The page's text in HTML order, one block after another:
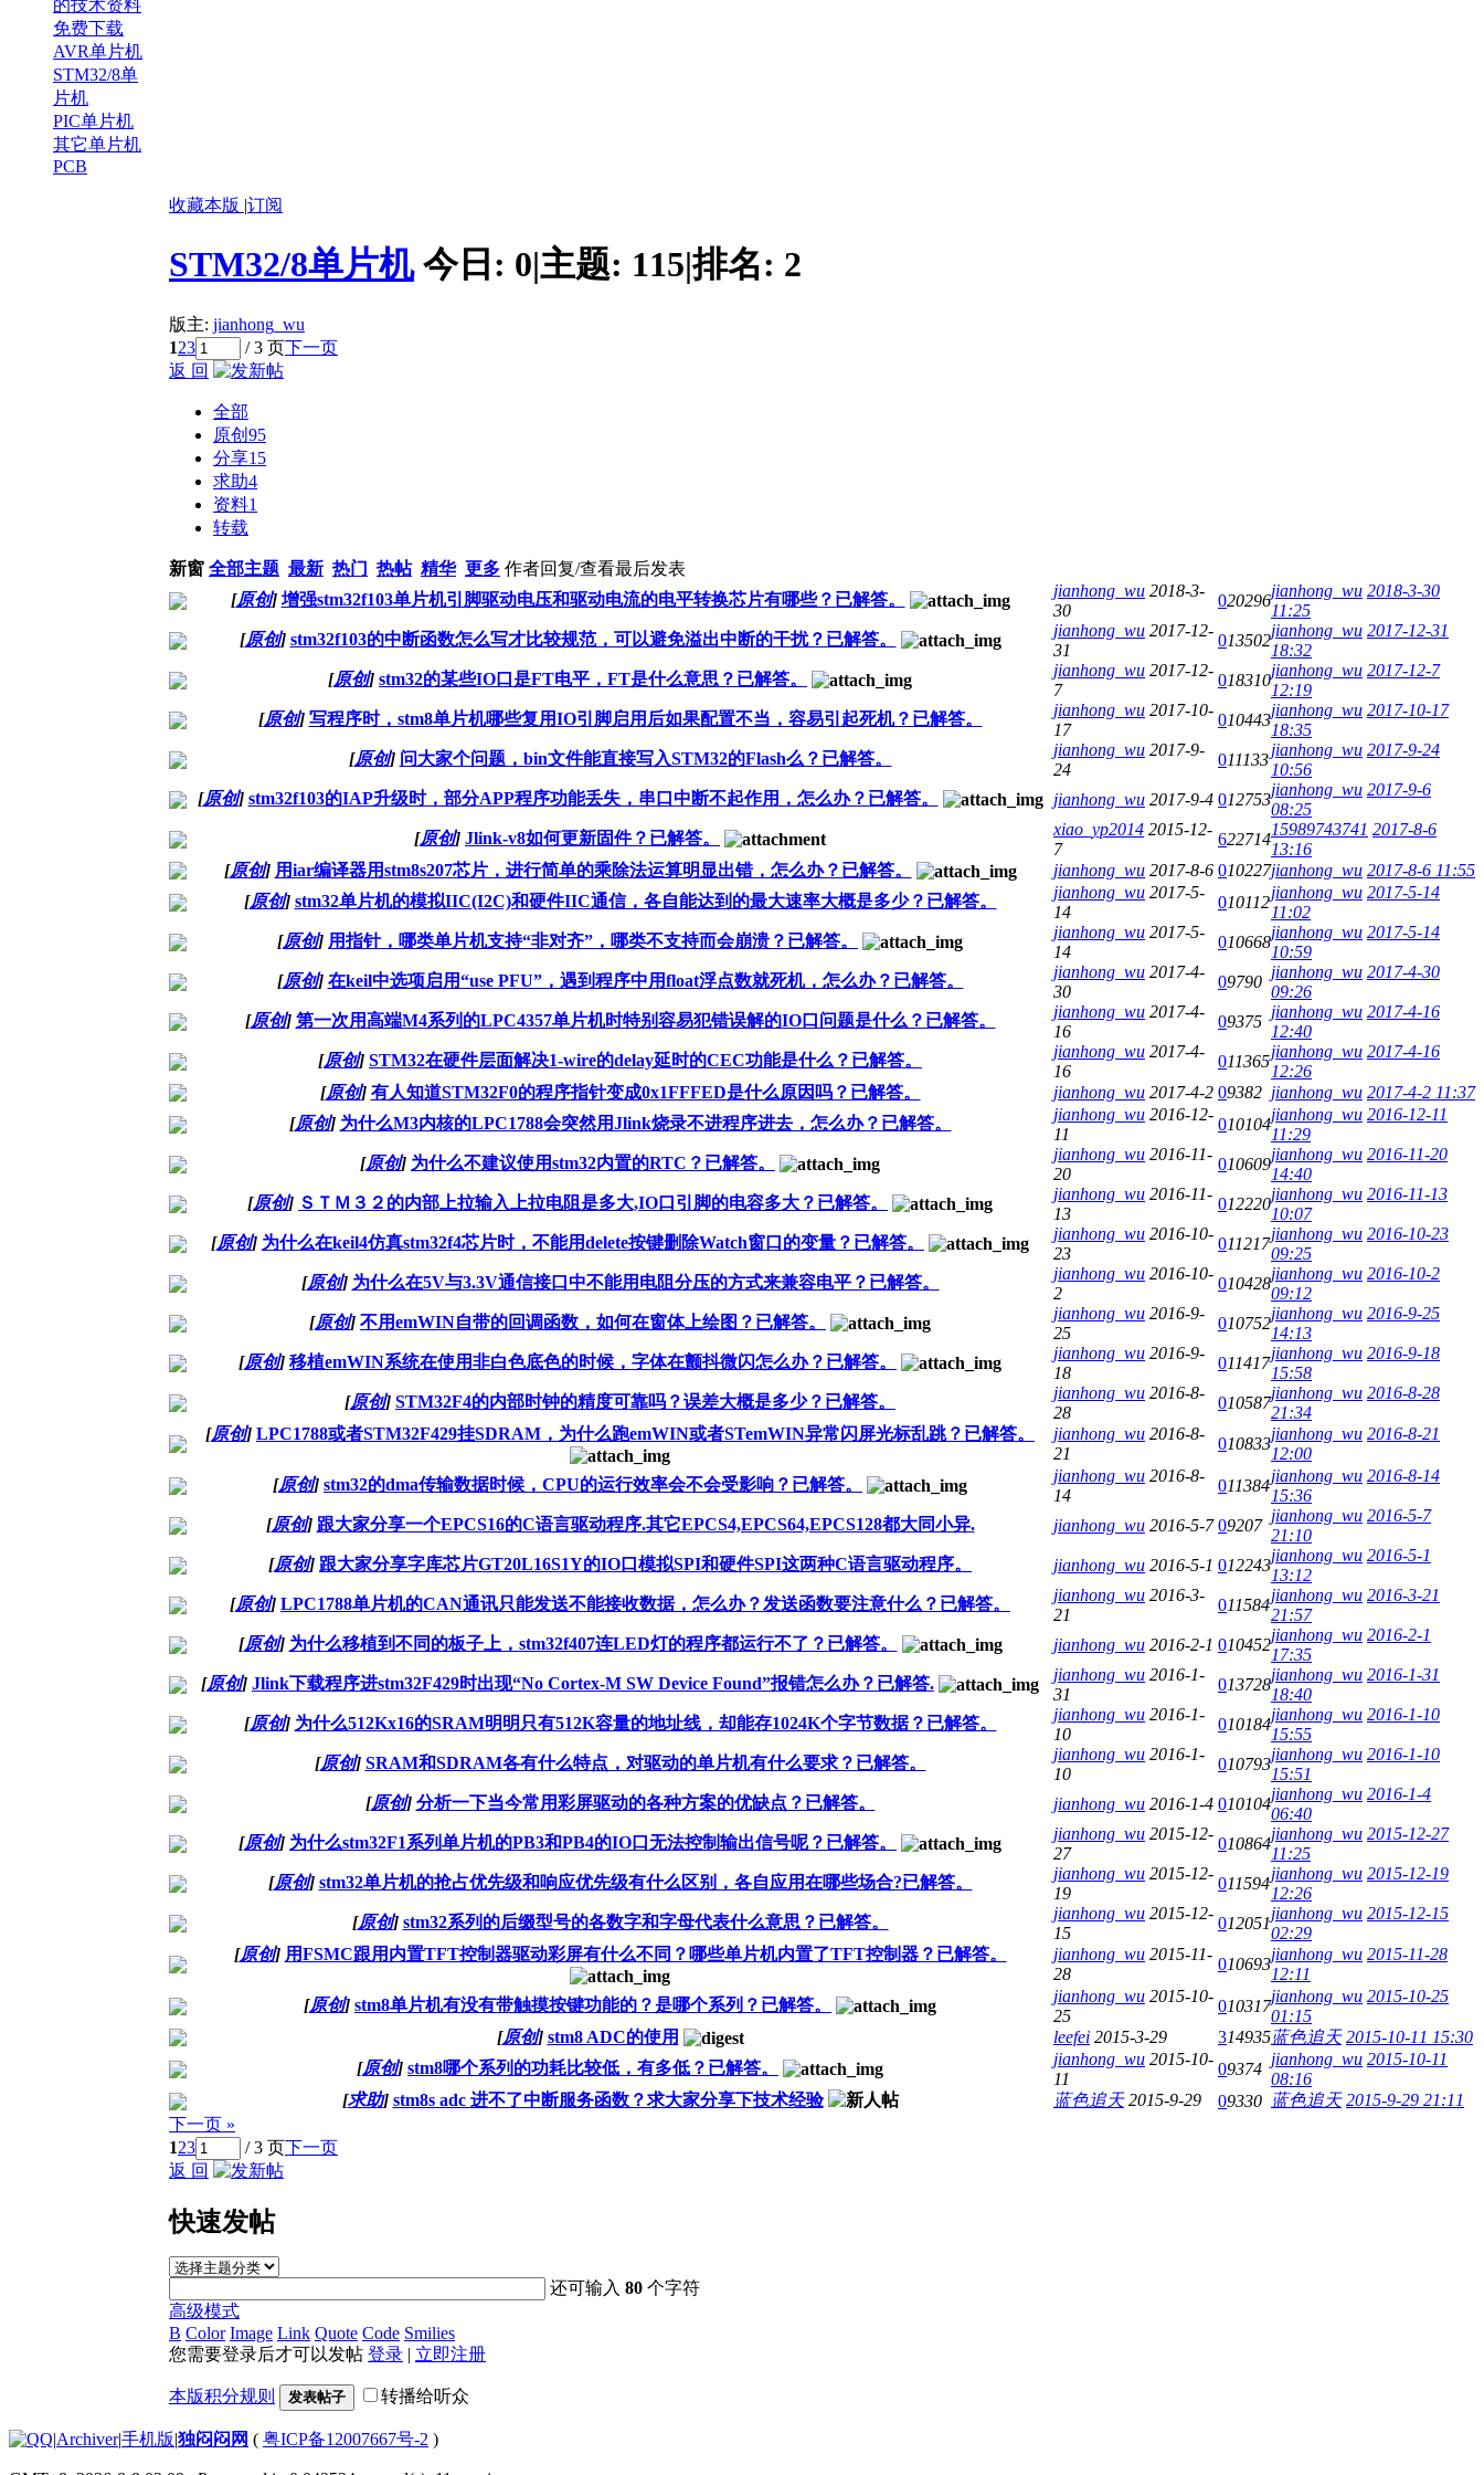
的技术资料
免费下载
AVR单片机
STM32/8单
片机
PIC单片机
其它单片机
PCB
收藏本版 |订阅
STM32/8单片机 今日: 0|主题: 115|排名: 2
版主: jianhong_wu
123 / 3 页下一页
返 回
全部
原创 95
分享15
求助4
资料1
转载
新窗 全部主题 最新 热门 热帖 精华 更多 作者回复/查看最后发表
[原创] 增强stm32f103单片机引脚驱动电压和驱动电流的电平转换芯片有哪些？已解答。 jianhong_wu 2018-3-
30
020296
jianhong_wu 2018-3-30
11:25
[原创] stm32f103的中断函数怎么写才比较规范，可以避免溢出中断的干扰？已解答。 jianhong_wu 2017-12-
31
013502
jianhong_wu 2017-12-31
18:32
[原创] stm32的某些IO口是FT电平，FT是什么意思？已解答。 jianhong_wu 2017-12-
7
018310
jianhong_wu 2017-12-7
12:19
[原创] 写程序时，stm8单片机哪些复用IO引脚启用后如果配置不当，容易引起死机？已解答。 jianhong_wu 2017-10-
17
010443
jianhong_wu 2017-10-17
18:35
[原创] 问大家个问题，bin文件能直接写入STM32的Flash么？已解答。 jianhong_wu 2017-9-
24
011133
jianhong_wu 2017-9-24
10:56
[原创] stm32f103的IAP升级时，部分APP程序功能丢失，串口中断不起作用，怎么办？已解答。 jianhong_wu 2017-9-4 012753
jianhong_wu 2017-9-6
08:25
[原创] Jlink-v8如何更新固件？已解答。 xiao_yp2014 2015-12-
7
622714
15989743741 2017-8-6
13:16
[原创] 用iar编译器用stm8s207芯片，进行简单的乘除法运算明显出错，怎么办？已解答。 jianhong_wu 2017-8-6 010227jianhong_wu 2017-8-6 11:55
[原创] stm32单片机的模拟IIC(I2C)和硬件IIC通信，各自能达到的最大速率大概是多少？已解答。 jianhong_wu 2017-5-
14
010112
jianhong_wu 2017-5-14
11:02
[原创] 用指针，哪类单片机支持“非对齐”，哪类不支持而会崩溃？已解答。 jianhong_wu 2017-5-
14
010668
jianhong_wu 2017-5-14
10:59
[原创] 在keil中选项启用“use PFU”，遇到程序中用float浮点数就死机，怎么办？已解答。 jianhong_wu 2017-4-
30
09790
jianhong_wu 2017-4-30
09:26
[原创] 第一次用高端M4系列的LPC4357单片机时特别容易犯错误解的IO口问题是什么？已解答。 jianhong_wu 2017-4-
16
09375
jianhong_wu 2017-4-16
12:40
[原创] STM32在硬件层面解决1-wire的delay延时的CEC功能是什么？已解答。 jianhong_wu 2017-4-
16
011365
jianhong_wu 2017-4-16
12:26
[原创] 有人知道STM32F0的程序指针变成0x1FFFED是什么原因吗？已解答。 jianhong_wu 2017-4-2 09382 jianhong_wu 2017-4-2 11:37
[原创] 为什么M3内核的LPC1788会突然用Jlink烧录不进程序进去，怎么办？已解答。 jianhong_wu 2016-12-
11
010104
jianhong_wu 2016-12-11
11:29
[原创] 为什么不建议使用stm32内置的RTC？已解答。 jianhong_wu 2016-11-
20
010609
jianhong_wu 2016-11-20
14:40
[原创] ＳＴＭ３２的内部上拉输入上拉电阻是多大,IO口引脚的电容多大？已解答。 jianhong_wu 2016-11-
13
012220
jianhong_wu 2016-11-13
10:07
[原创] 为什么在keil4仿真stm32f4芯片时，不能用delete按键删除Watch窗口的变量？已解答。 jianhong_wu 2016-10-
23
011217
jianhong_wu 2016-10-23
09:25
[原创] 为什么在5V与3.3V通信接口中不能用电阻分压的方式来兼容电平？已解答。 jianhong_wu 2016-10-
2
010428
jianhong_wu 2016-10-2
09:12
[原创] 不用emWIN自带的回调函数，如何在窗体上绘图？已解答。 jianhong_wu 2016-9-
25
010752
jianhong_wu 2016-9-25
14:13
[原创] 移植emWIN系统在使用非白色底色的时候，字体在颤抖微闪怎么办？已解答。 jianhong_wu 2016-9-
18
011417
jianhong_wu 2016-9-18
15:58
[原创] STM32F4的内部时钟的精度可靠吗？误差大概是多少？已解答。 jianhong_wu 2016-8-
28
010587
jianhong_wu 2016-8-28
21:34
[原创] LPC1788或者STM32F429挂SDRAM，为什么跑emWIN或者STemWIN异常闪屏光标乱跳？已解答。 jianhong_wu 2016-8-
21
010833
jianhong_wu 2016-8-21
12:00
[原创] stm32的dma传输数据时候，CPU的运行效率会不会受影响？已解答。 jianhong_wu 2016-8-
14
011384
jianhong_wu 2016-8-14
15:36
[原创] 跟大家分享一个EPCS16的C语言驱动程序.其它EPCS4,EPCS64,EPCS128都大同小异. jianhong_wu 2016-5-7 09207
jianhong_wu 2016-5-7
21:10
[原创] 跟大家分享字库芯片GT20L16S1Y的IO口模拟SPI和硬件SPI这两种C语言驱动程序。 jianhong_wu 2016-5-1 012243
jianhong_wu 2016-5-1
13:12
[原创] LPC1788单片机的CAN通讯只能发送不能接收数据，怎么办？发送函数要注意什么？已解答。 jianhong_wu 2016-3-
21
011584
jianhong_wu 2016-3-21
21:57
[原创] 为什么移植到不同的板子上，stm32f407连LED灯的程序都运行不了？已解答。 jianhong_wu 2016-2-1 010452
jianhong_wu 2016-2-1
17:35
[原创] Jlink下载程序进stm32F429时出现“No Cortex-M SW Device Found”报错怎么办？已解答. jianhong_wu 2016-1-
31
013728
jianhong_wu 2016-1-31
18:40
[原创] 为什么512Kx16的SRAM明明只有512K容量的地址线，却能存1024K个字节数据？已解答。 jianhong_wu 2016-1-
10
010184
jianhong_wu 2016-1-10
15:55
[原创] SRAM和SDRAM各有什么特点，对驱动的单片机有什么要求？已解答。 jianhong_wu 2016-1-
10
010793
jianhong_wu 2016-1-10
15:51
[原创] 分析一下当今常用彩屏驱动的各种方案的优缺点？已解答。 jianhong_wu 2016-1-4 010104
jianhong_wu 2016-1-4
06:40
[原创] 为什么stm32F1系列单片机的PB3和PB4的IO口无法控制输出信号呢？已解答。 jianhong_wu 2015-12-
27
010864
jianhong_wu 2015-12-27
11:25
[原创] stm32单片机的抢占优先级和响应优先级有什么区别，各自应用在哪些场合?已解答。 jianhong_wu 2015-12-
19
011594
jianhong_wu 2015-12-19
12:26
[原创] stm32系列的后缀型号的各数字和字母代表什么意思？已解答。 jianhong_wu 2015-12-
15
012051
jianhong_wu 2015-12-15
02:29
[原创] 用FSMC跟用内置TFT控制器驱动彩屏有什么不同？哪些单片机内置了TFT控制器？已解答。 jianhong_wu 2015-11-
28
010693
jianhong_wu 2015-11-28
12:11
[原创] stm8单片机有没有带触摸按键功能的？是哪个系列？已解答。 jianhong_wu 2015-10-
25
010317
jianhong_wu 2015-10-25
01:15
[原创] stm8 ADC的使用 leefei 2015-3-29 314935蓝色追天 2015-10-11 15:30
[原创] stm8哪个系列的功耗比较低，有多低？已解答。 jianhong_wu 2015-10-
11
09374
jianhong_wu 2015-10-11
08:16
[求助] stm8s adc 进不了中断服务函数？求大家分享下技术经验 蓝色追天 2015-9-29 09330 蓝色追天 2015-9-29 21:11
下一页 »
123 / 3 页下一页
返 回
快速发帖
还可输入80 个字符
高级模式
B Color Image Link Quote Code Smilies
您需要登录后才可以发帖 登录 | 立即注册
本版积分规则 发表帖子 转播给听众
|Archiver|手机版|独闷闷网 ( 粤ICP备12007667号-2 )